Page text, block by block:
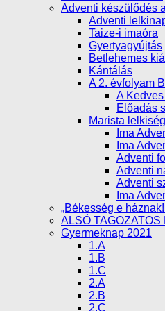
Adventi készülődés
Adventi
Taize-i imaóra
Gyertyagyújtás
Betlehemes
Kántálás
A 2. évfolyam
A
Előadás
Marista lelkiség
Ima
Ima
Adventi
Adventi
Adventi
Ima
„Békesség e
ALSÓ
Gyermeknap 2021
1.A
1.B
1.C
2.A
2.B
2.C